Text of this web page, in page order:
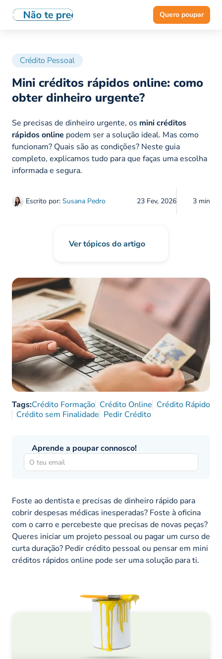
Quero poupar
Crédito Pessoal
Mini créditos rápidos online: como
obter dinheiro urgente?
Escrito por: Susana Pedro 23 Fev, 2026 3 min
Se precisas de dinheiro urgente, os mini créditos
rápidos online podem ser a solução ideal. Mas como
funcionam? Quais são as condições? Neste guia
completo, explicamos tudo para que faças uma escolha
informada e segura.
Ver tópicos do artigo
Tags:Crédito Formação Crédito Online Crédito Rápido
Crédito sem Finalidade Pedir Crédito
Aprende a poupar connosco!
Foste ao dentista e precisas de dinheiro rápido para
cobrir despesas médicas inesperadas? Foste à oficina
com o carro e percebeste que precisas de novas peças?
Queres iniciar um projeto pessoal ou pagar um curso de
curta duração? Pedir crédito pessoal ou pensar em mini
créditos rápidos online pode ser uma solução para ti.